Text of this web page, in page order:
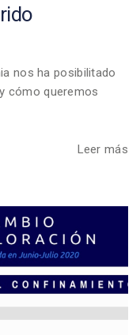
nos ha posibilitado
cómo queremos
Leer más